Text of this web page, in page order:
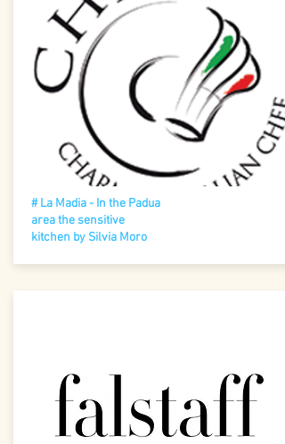
# La Madia - In the Padua
area the sensitive
kitchen by Silvia Moro